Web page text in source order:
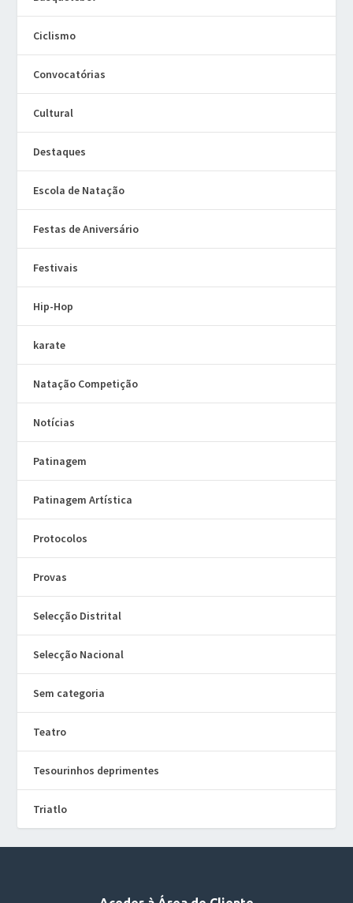
Ciclismo
Convocatórias
Cultural
Destaques
Escola de Natação
Festas de Aniversário
Festivais
Hip-Hop
karate
Natação Competição
Notícias
Patinagem
Patinagem Artística
Protocolos
Provas
Selecção Distrital
Selecção Nacional
Sem categoria
Teatro
Tesourinhos deprimentes
Triatlo